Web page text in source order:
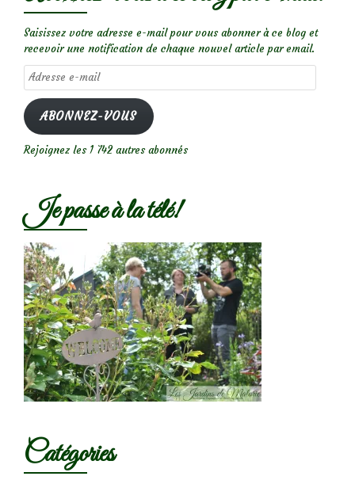
Saisissez votre adresse e-mail pour vous abonner à ce blog et
recevoir une notification de chaque nouvel article par email.
Adresse
e-
mail
ABONNEZ-VOUS
Rejoignez les 1 742 autres abonnés
Je passe à la télé!
Catégories